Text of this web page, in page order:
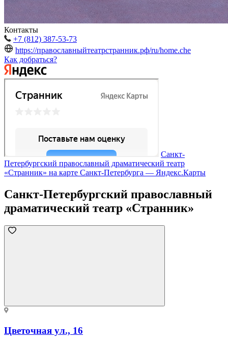
Контакты
+7 (812) 387-53-73
https://православныйтеатрстранник.рф/ru/home.che
Как добраться?
Санкт-
Петербургский православный драматический театр
«Странник» на карте Санкт‑Петербурга — Яндекс.Карты
Санкт-Петербургский православный
драматический театр «Странник»
Цветочная ул., 16